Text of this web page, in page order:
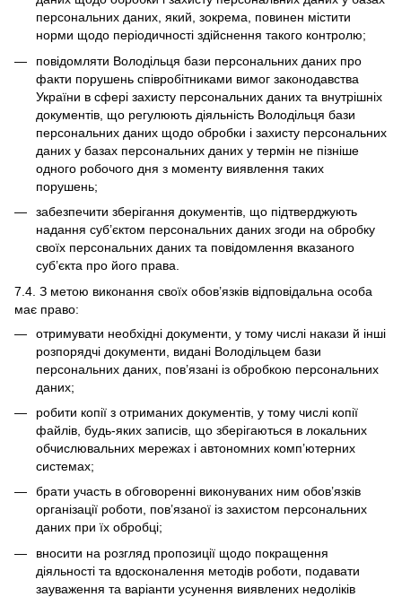
персональних даних, який, зокрема, повинен містити
норми щодо періодичності здійснення такого контролю;
повідомляти Володільця бази персональних даних про
факти порушень співробітниками вимог законодавства
України в сфері захисту персональних даних та внутрішніх
документів, що регулюють діяльність Володільця бази
персональних даних щодо обробки і захисту персональних
даних у базах персональних даних у термін не пізніше
одного робочого дня з моменту виявлення таких
порушень;
забезпечити зберігання документів, що підтверджують
надання суб’єктом персональних даних згоди на обробку
своїх персональних даних та повідомлення вказаного
суб’єкта про його права.
7.4. З метою виконання своїх обов’язків відповідальна особа
має право:
отримувати необхідні документи, у тому числі накази й інші
розпорядчі документи, видані Володільцем бази
персональних даних, пов’язані із обробкою персональних
даних;
робити копії з отриманих документів, у тому числі копії
файлів, будь-яких записів, що зберігаються в локальних
обчислювальних мережах і автономних комп’ютерних
системах;
брати участь в обговоренні виконуваних ним обов’язків
організації роботи, пов’язаної із захистом персональних
даних при їх обробці;
вносити на розгляд пропозиції щодо покращення
діяльності та вдосконалення методів роботи, подавати
зауваження та варіанти усунення виявлених недоліків